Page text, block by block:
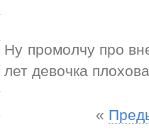
Ну промолчу про
лет девочка
«